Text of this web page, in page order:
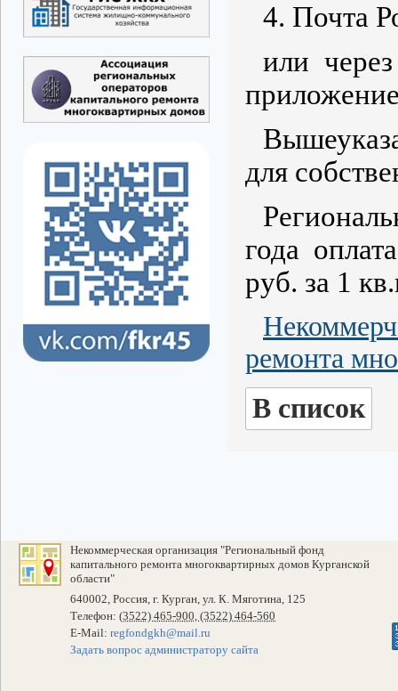
4. Почта
или
для
года
руб. за 1
ремонта
В список
Некоммерческая организация "Региональный фонд
капитального ремонта многоквартирных домов Курганской
области"
640002, Россия, г. Курган, ул. К. Мяготина, 125
Телефон: (3522) 465-900, (3522) 464-560
E-Mail: regfondgkh@mail.ru
Задать вопрос администратору сайта